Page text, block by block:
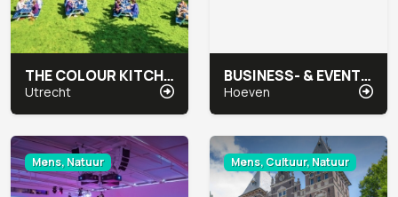
THE COLOUR KITCHEN ZUILEN
Utrecht
BUSINESS- & EVENT LOCATIE BOVENDONK
Hoeven
Mens, Natuur Mens, Cultuur, Natuur